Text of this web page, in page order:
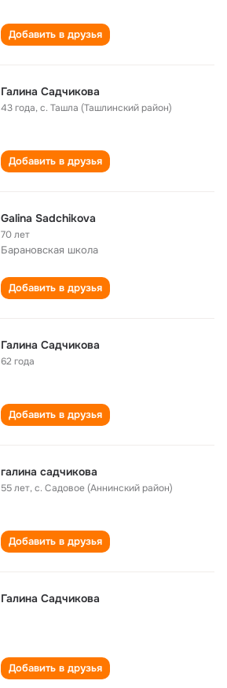
Добавить в друзья
Галина Садчикова
43 года,с. Ташла (Ташлинский район)
Добавить в друзья
Galina Sadchikova
70 лет
Барановская школа
Добавить в друзья
Галина Садчикова
62 года
Добавить в друзья
галина садчикова
55 лет,с. Садовое (Аннинский район)
Добавить в друзья
Галина Садчикова
Добавить в друзья